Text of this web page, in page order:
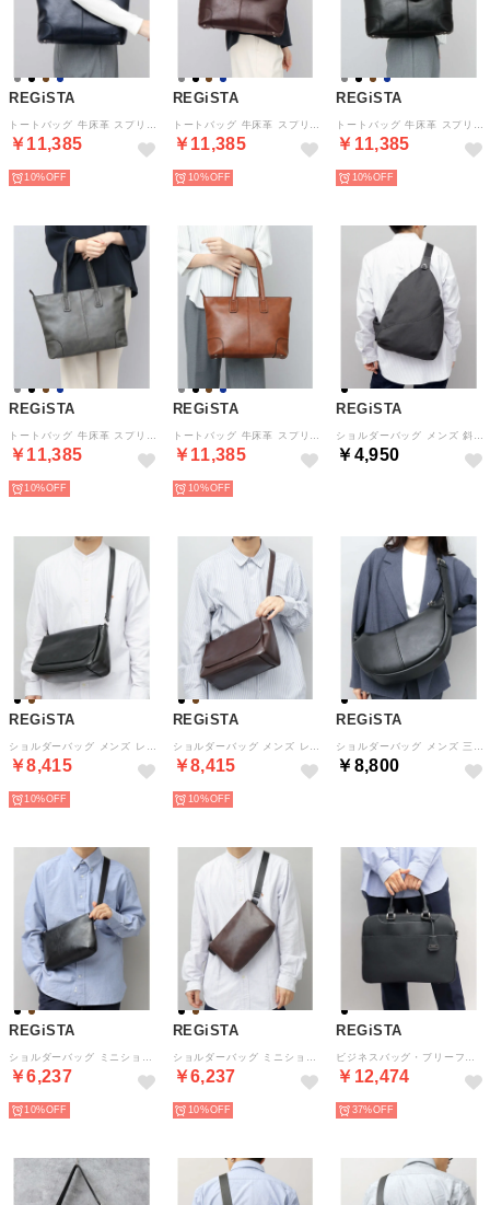
REGiSTA
￥11,385
10%
REGiSTA
￥11,385
10%
REGiSTA
￥11,385
10%
REGiSTA
￥11,385
10%
REGiSTA
￥11,385
10%
REGiSTA
￥4,950
REGiSTA
￥8,415
10%
REGiSTA
￥8,415
10%
REGiSTA
￥8,800
REGiSTA
￥6,237
10%
REGiSTA
￥6,237
10%
REGiSTA
￥12,474
37%